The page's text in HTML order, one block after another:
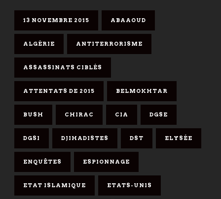
13 NOVEMBRE 2015 ABAAOUD
ALGÉRIE ANTITERRORISME
ASSASSINATS CIBLÉS
ATTENTATS DE 2015 BELMOKHTAR
BUSH CHIRAC CIA DGSE
DGSI DJIHADISTES DST ELYSÉE
ENQUÊTES ESPIONNAGE
ETAT ISLAMIQUE ETATS-UNIS